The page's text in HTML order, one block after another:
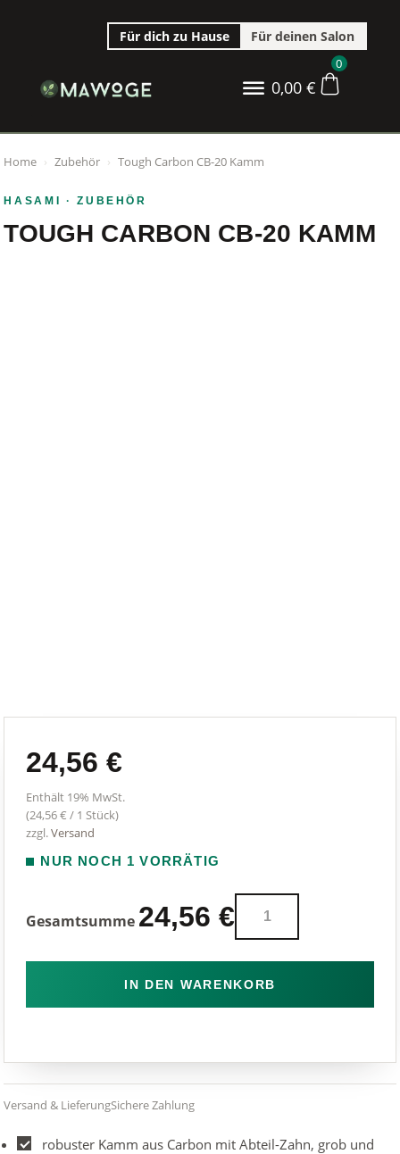
Für dich zu Hause Für deinen Salon
0,00 €
0
Home › Zubehör › Tough Carbon CB-20 Kamm
HASAMI · ZUBEHÖR
TOUGH CARBON CB-20 KAMM
24,56€
Enthält 19% MwSt.
(24,56€ / 1 Stück)
zzgl.Versand
NUR NOCH 1 VORRÄTIG
Gesamtsumme 24,56€Carbon
IN DEN WARENKORB
Versand & LieferungSichere Zahlung
robuster Kamm aus Carbon mit Abteil-Zahn, grob und